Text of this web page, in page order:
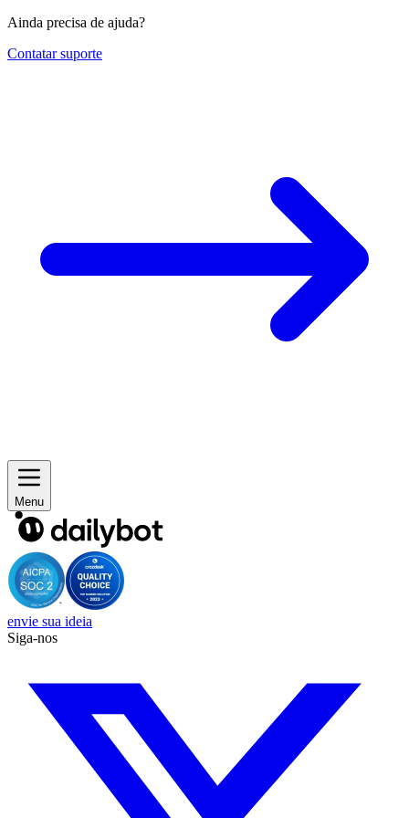
Ainda precisa de ajuda?
Contatar suporte
Menu
envie sua ideia
Siga-nos